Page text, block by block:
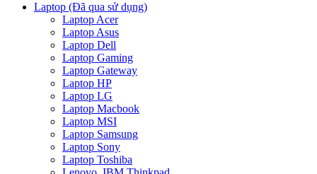
Laptop (Đã qua sử dụng)
Laptop Acer
Laptop Asus
Laptop Dell
Laptop Gaming
Laptop Gateway
Laptop HP
Laptop LG
Laptop Macbook
Laptop MSI
Laptop Samsung
Laptop Sony
Laptop Toshiba